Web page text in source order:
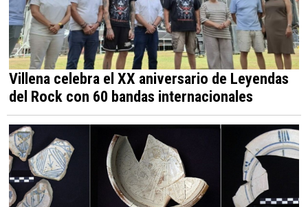
Villena celebra el XX aniversario de Leyendas
del Rock con 60 bandas internacionales